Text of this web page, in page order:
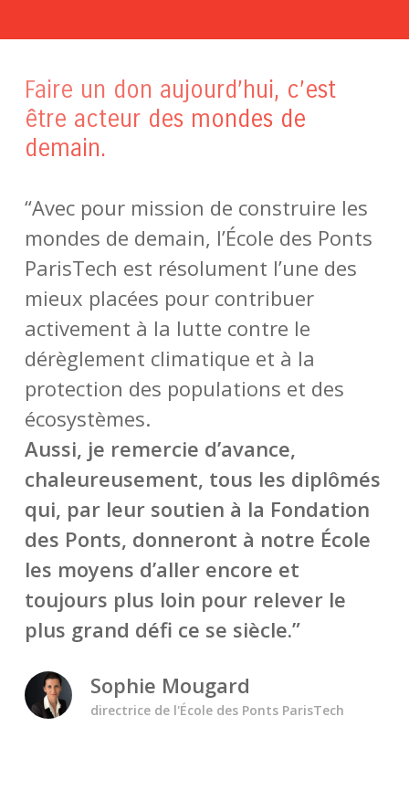
Faire un don aujourd’hui, c’est
être acteur des mondes de
demain.
“Avec pour mission de construire les
mondes de demain, l’École des Ponts
ParisTech est résolument l’une des
mieux placées pour contribuer
activement à la lutte contre le
dérèglement climatique et à la
protection des populations et des
écosystèmes.
Aussi, je remercie d’avance,
chaleureusement, tous les diplômés
qui, par leur soutien à la Fondation
des Ponts, donneront à notre École
les moyens d’aller encore et
toujours plus loin pour relever le
plus grand défi ce se siècle.”
Sophie Mougard
directrice de l'École des Ponts ParisTech